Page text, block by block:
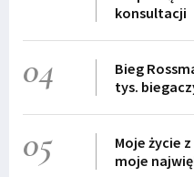
konsultacji
04
Bieg
tys.
05
Moje życie
moje